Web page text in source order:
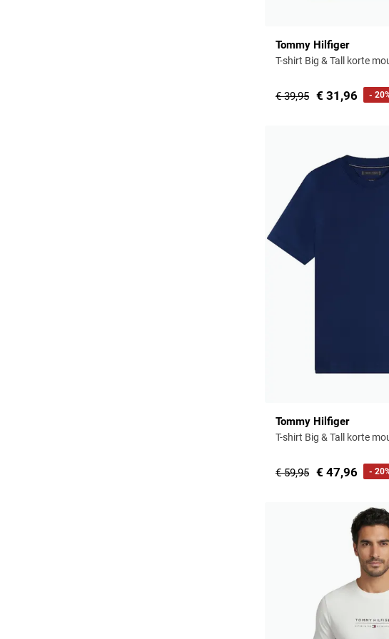
Tommy Hilfiger
T-shirt Big & Tall korte
€ 39,95 € 31,96 -
Tommy Hilfiger
T-shirt Big & Tall korte
€ 59,95 € 47,96 -